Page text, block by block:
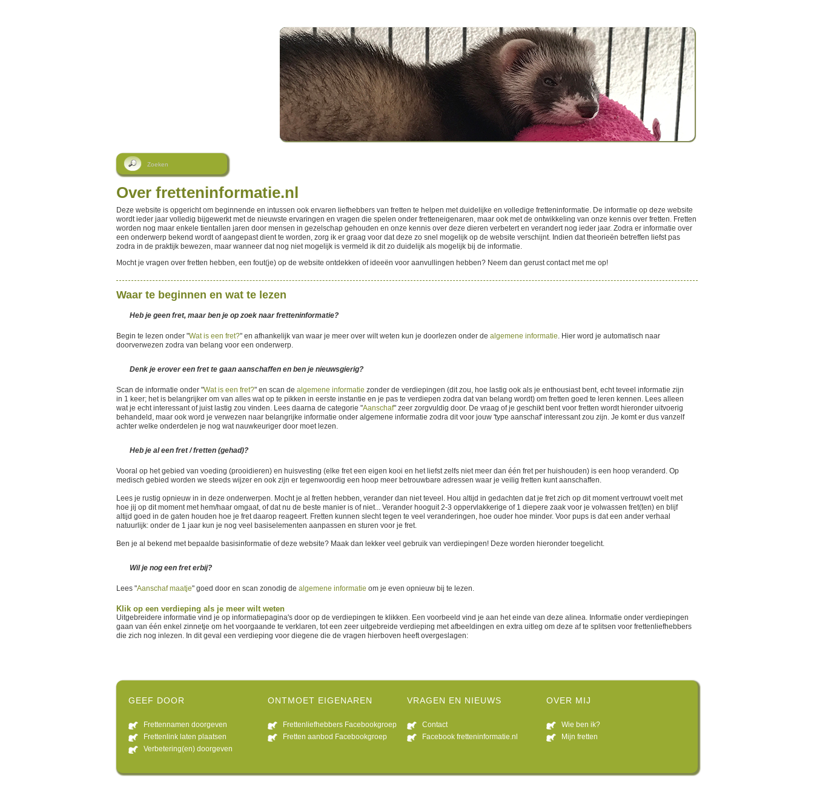
Over fretteninformatie.nl
Deze website is opgericht om beginnende en intussen ook ervaren liefhebbers van fretten te helpen met duidelijke en volledige fretteninformatie. De informatie op deze website
wordt ieder jaar volledig bijgewerkt met de nieuwste ervaringen en vragen die spelen onder fretteneigenaren, maar ook met de ontwikkeling van onze kennis over fretten. Fretten
worden nog maar enkele tientallen jaren door mensen in gezelschap gehouden en onze kennis over deze dieren verbetert en verandert nog ieder jaar. Zodra er informatie over
een onderwerp bekend wordt of aangepast dient te worden, zorg ik er graag voor dat deze zo snel mogelijk op de website verschijnt. Indien dat theorieën betreffen liefst pas
zodra in de praktijk bewezen, maar wanneer dat nog niet mogelijk is vermeld ik dit zo duidelijk als mogelijk bij de informatie.
Mocht je vragen over fretten hebben, een fout(je) op de website ontdekken of ideeën voor aanvullingen hebben? Neem dan gerust contact met me op!
Waar te beginnen en wat te lezen
Heb je geen fret, maar ben je op zoek naar fretteninformatie?
Begin te lezen onder "Wat is een fret?" en afhankelijk van waar je meer over wilt weten kun je doorlezen onder de algemene informatie. Hier word je automatisch naar
doorverwezen zodra van belang voor een onderwerp.
Denk je erover een fret te gaan aanschaffen en ben je nieuwsgierig?
Scan de informatie onder "Wat is een fret?" en scan de algemene informatie zonder de verdiepingen (dit zou, hoe lastig ook als je enthousiast bent, echt teveel informatie zijn
in 1 keer; het is belangrijker om van alles wat op te pikken in eerste instantie en je pas te verdiepen zodra dat van belang wordt) om fretten goed te leren kennen. Lees alleen
wat je echt interessant of juist lastig zou vinden. Lees daarna de categorie "Aanschaf" zeer zorgvuldig door. De vraag of je geschikt bent voor fretten wordt hieronder uitvoerig
behandeld, maar ook word je verwezen naar belangrijke informatie onder algemene informatie zodra dit voor jouw 'type aanschaf' interessant zou zijn. Je komt er dus vanzelf
achter welke onderdelen je nog wat nauwkeuriger door moet lezen.
Heb je al een fret / fretten (gehad)?
Vooral op het gebied van voeding (prooidieren) en huisvesting (elke fret een eigen kooi en het liefst zelfs niet meer dan één fret per huishouden) is een hoop veranderd. Op
medisch gebied worden we steeds wijzer en ook zijn er tegenwoordig een hoop meer betrouwbare adressen waar je veilig fretten kunt aanschaffen.
Lees je rustig opnieuw in in deze onderwerpen. Mocht je al fretten hebben, verander dan niet teveel. Hou altijd in gedachten dat je fret zich op dit moment vertrouwt voelt met
hoe jij op dit moment met hem/haar omgaat, of dat nu de beste manier is of niet... Verander hooguit 2-3 oppervlakkerige of 1 diepere zaak voor je volwassen fret(ten) en blijf
altijd goed in de gaten houden hoe je fret daarop reageert. Fretten kunnen slecht tegen te veel veranderingen, hoe ouder hoe minder. Voor pups is dat een ander verhaal
natuurlijk: onder de 1 jaar kun je nog veel basiselementen aanpassen en sturen voor je fret.
Ben je al bekend met bepaalde basisinformatie of deze website? Maak dan lekker veel gebruik van verdiepingen! Deze worden hieronder toegelicht.
Wil je nog een fret erbij?
Lees "Aanschaf maatje" goed door en scan zonodig de algemene informatie om je even opnieuw bij te lezen.
Klik op een verdieping als je meer wilt weten
Uitgebreidere informatie vind je op informatiepagina's door op de verdiepingen te klikken. Een voorbeeld vind je aan het einde van deze alinea. Informatie onder verdiepingen
gaan van één enkel zinnetje om het voorgaande te verklaren, tot een zeer uitgebreide verdieping met afbeeldingen en extra uitleg om deze af te splitsen voor frettenliefhebbers
die zich nog inlezen. In dit geval een verdieping voor diegene die de vragen hierboven heeft overgeslagen:
GEEF DOOR
Frettennamen doorgeven
Frettenlink laten plaatsen
Verbetering(en) doorgeven
ONTMOET EIGENAREN
Frettenliefhebbers Facebookgroep
Fretten aanbod Facebookgroep
VRAGEN EN NIEUWS
Contact
Facebook fretteninformatie.nl
OVER MIJ
Wie ben ik?
Mijn fretten